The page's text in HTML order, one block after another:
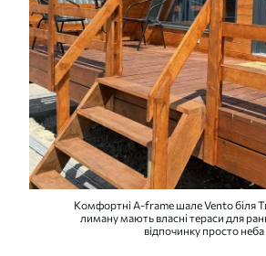
Комфортні A-frame шале Vento біля
лиману мають власні тераси для
відпочинку просто неба